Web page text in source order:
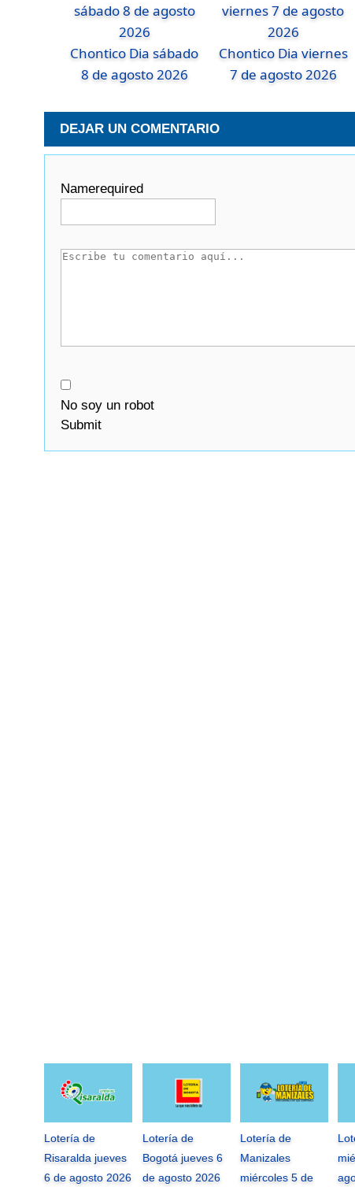
Chontico Dia sábado
8 de agosto 2026
Chontico Dia viernes
7 de agosto 2026
DEJAR UN COMENTARIO
Namerequired
No soy un robot
Submit
Lotería de
Risaralda jueves
6 de agosto 2026
Lotería de
Bogotá jueves 6
de agosto 2026
Lotería de
Manizales
miércoles 5 de